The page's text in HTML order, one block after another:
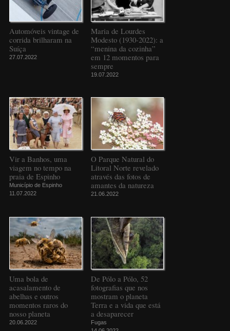
Automóveis vintage de
corrida brilharam na
Suíça
27.07.2022
Maria de Lourdes
Modesto (1930-2022): a
“menina da cozinha”
em 12 momentos para
sempre
19.07.2022
Vir a Banhos, uma
viagem no tempo na
praia de Espinho
Município de Espinho
11.07.2022
O Parque Natural do
Litoral Norte revelado
através das fotos de
amantes da natureza
21.06.2022
Uma bola de
acasalamento de
abelhas e outros
momentos raros do
nosso planeta
20.06.2022
De Pólo a Pólo, 52
fotografias que nos
mostram o planeta
Terra e a vida que está
a desaparecer
Fugas